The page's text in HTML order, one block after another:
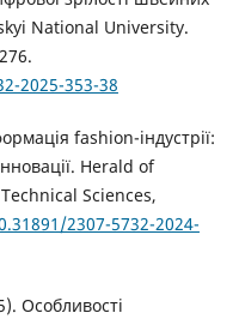
National University.
2025-353-38
fashion-індустрії:
Herald of
Sciences,
2307-5732-2024-
Особливості